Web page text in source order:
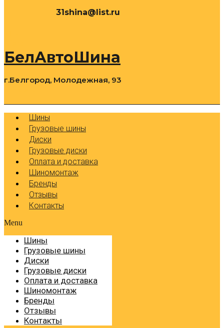
31shina@list.ru
БелАвтоШина
г.Белгород, Молодежная, 93
Шины
Грузовые шины
Диски
Грузовые диски
Оплата и доставка
Шиномонтаж
Бренды
Отзывы
Контакты
Menu
Шины
Грузовые шины
Диски
Грузовые диски
Оплата и доставка
Шиномонтаж
Бренды
Отзывы
Контакты